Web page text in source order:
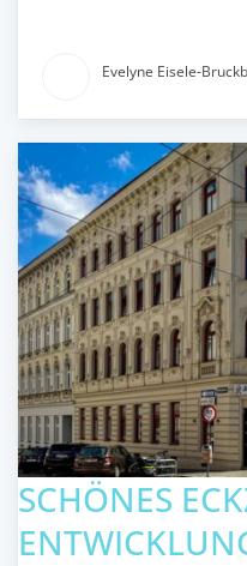
Evelyne Eisele-
SCHÖNES